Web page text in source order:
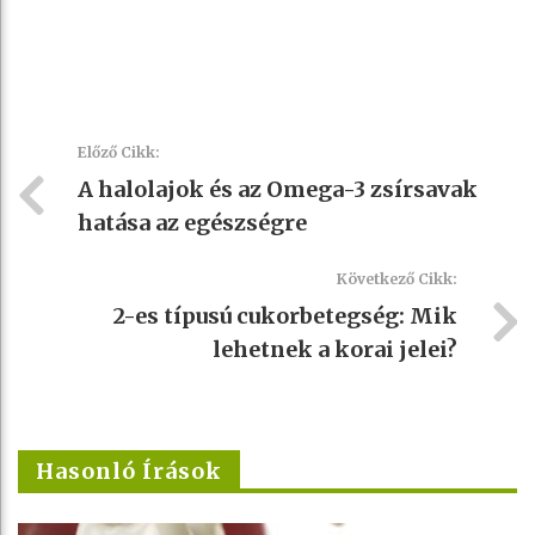
Előző Cikk:
A halolajok és az Omega-3 zsírsavak
hatása az egészségre
Következő Cikk:
2-es típusú cukorbetegség: Mik
lehetnek a korai jelei?
Hasonló Írások